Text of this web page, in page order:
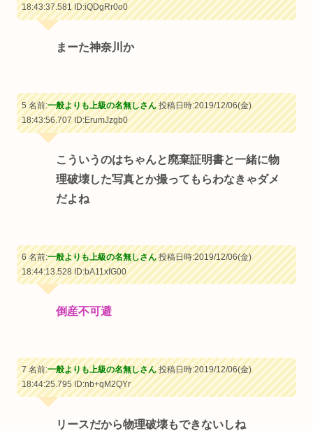
18:43:37.581ID:iQDgRr0o0
まーた神奈川か
5 名前:一般よりも上級の名無しさん投稿日時:2019/12/06(金)
18:43:56.707ID:ErumJzgb0
こういうのはちゃんと廃棄証明書と一緒に物
理破壊した写真とか撮ってもらわなきゃダメ
だよね
6 名前:一般よりも上級の名無しさん投稿日時:2019/12/06(金)
18:44:13.528ID:bA11xfG00
倒産不可避
7 名前:一般よりも上級の名無しさん投稿日時:2019/12/06(金)
18:44:25.795ID:nb+qM2QYr
リースだから物理破壊もできないしね